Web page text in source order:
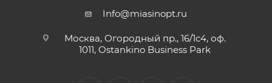
Info@miasinopt.ru
Москва, Огородный пр., 16/1с4, оф.
1011, Ostankino Business Park